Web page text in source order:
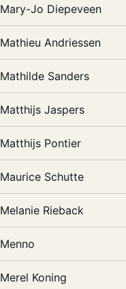
Mary-Jo Diepeveen
Mathieu Andriessen
Mathilde Sanders
Matthijs Jaspers
Matthijs Pontier
Maurice Schutte
Melanie Rieback
Menno
Merel Koning